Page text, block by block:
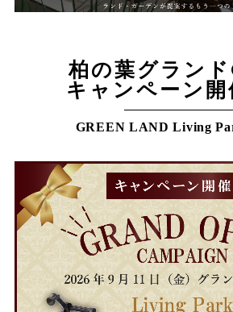
柏の葉グランド
キャンペーン開
GREEN LAND Living